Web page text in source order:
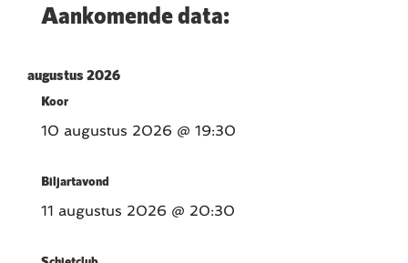
Aankomende data:
augustus 2026
Koor
10 augustus 2026 @ 19:30
Biljartavond
11 augustus 2026 @ 20:30